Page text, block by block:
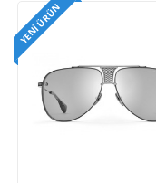
YENI ÜRÜN